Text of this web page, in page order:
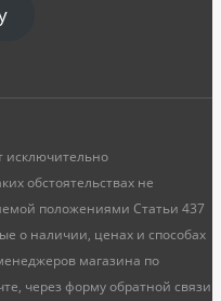
исключительно
обстоятельствах не
положениями Статьи 437
о наличии, ценах и способах
магазина по
через форму обратной связи